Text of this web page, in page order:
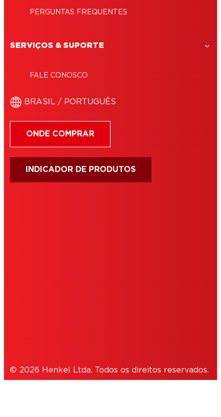
PERGUNTAS FREQUENTES
SERVIÇOS & SUPORTE
FALE CONOSCO
BRASIL / PORTUGUÊS
ONDE COMPRAR
INDICADOR DE PRODUTOS
© 2026 Henkel Ltda. Todos os direitos reservados.